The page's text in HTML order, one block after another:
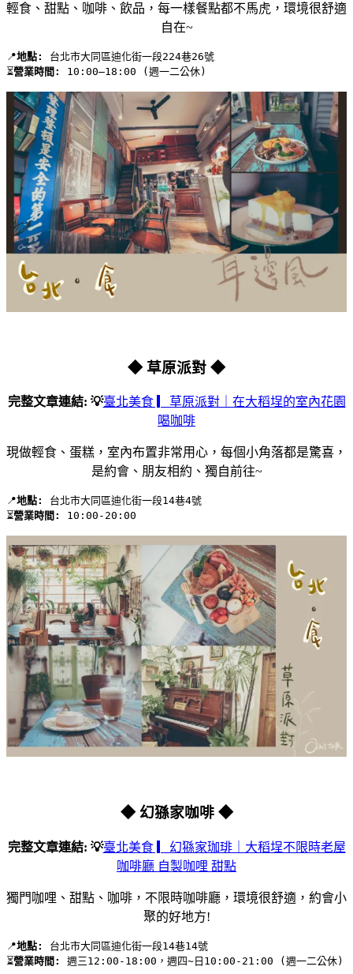
輕食、甜點、咖啡、飲品，每一樣餐點都不馬虎，環境很舒適
自在~
📍地點:
台北市大同區迪化街一段224巷26號
⏳營業時間: 10:00–18:00 (週一二公休)
◆ 草原派對 ◆
完整文章連結: 💡臺北美食 ▎草原派對｜在大稻埕的室內花園
喝咖啡
現做輕食、蛋糕，室內布置非常用心，每個小角落都是驚喜，
是約會、朋友相約、獨自前往~
📍地點:
台北市大同區迪化街一段14巷4號
⏳營業時間: 10:00-20:00
◆ 幻猻家咖啡 ◆
完整文章連結: 💡臺北美食 ▎幻猻家珈琲｜大稻埕不限時老屋
咖啡廳 自製咖哩 甜點
獨門咖哩、甜點、咖啡，不限時咖啡廳，環境很舒適，約會小
聚的好地方!
📍地點:
台北市大同區迪化街一段14巷14號
⏳營業時間: 週三12:00-18:00，週四~日10:00-21:00 (週一二公休)